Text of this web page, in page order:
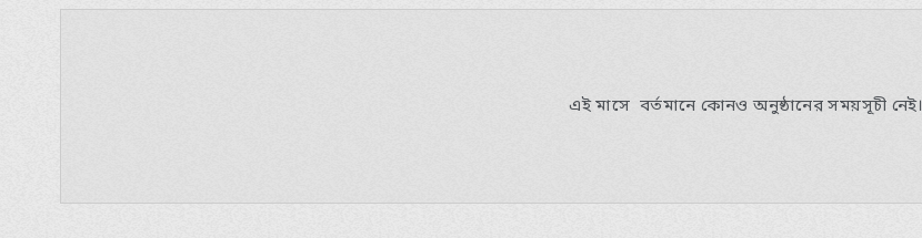
এই মাসে বর্তমানে কোনও অনুষ্ঠানের সময়সূচী নেই।